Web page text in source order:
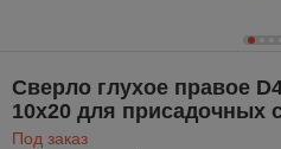
Сверло глухое правое
10x20 для присадочных
Под заказ